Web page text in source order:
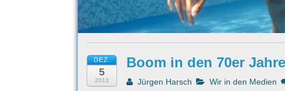
DEZ.
5
2013
Boom in den 70er
Jürgen Harsch Wir in den Medien